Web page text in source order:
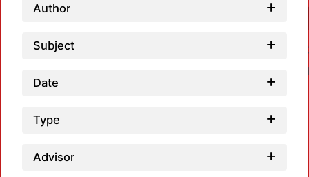
Author
Subject
Date
Type
Advisor